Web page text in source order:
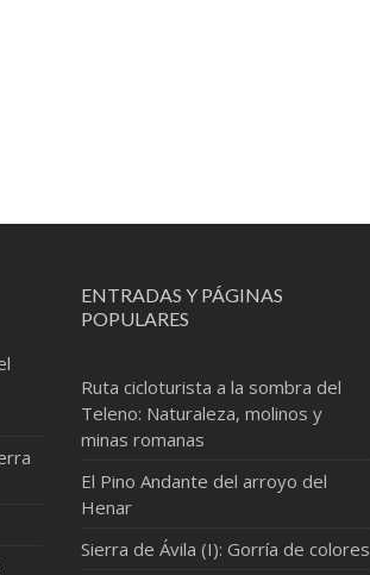
ENTRADAS Y PÁGINAS
POPULARES
Ruta cicloturista a la sombra del
Teleno: Naturaleza, molinos y
minas romanas
El Pino Andante del arroyo del
Henar
Sierra de Ávila (I): Gorría de colores